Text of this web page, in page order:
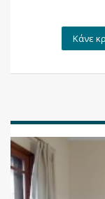
Κάνε